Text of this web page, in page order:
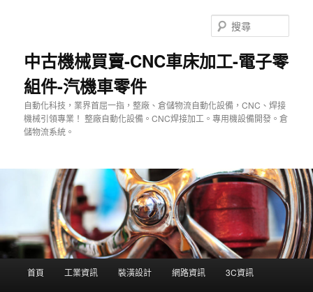
中古機械買賣-CNC車床加工-電子零
組件-汽機車零件
自動化科技，業界首屈一指，整廠、倉儲物流自動化設備，CNC、焊接
機械引領專業！ 整廠自動化設備。CNC焊接加工。專用機設備開發。倉
儲物流系統。
尋
首頁 工業資訊 裝潢設計 網路資訊 3C資訊